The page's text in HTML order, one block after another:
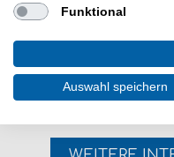
Günstig Fish
Echolothalter fürs
Funktional
Auswahl speichern